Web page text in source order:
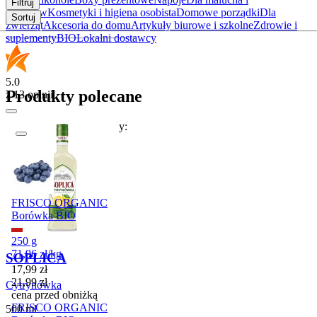
rodzicówKosmetyki i higiena osobistaDomowe porządkiDla
zwierzątAkcesoria do domuArtykuły biurowe i szkolneZdrowie i
suplementyBIOLokalni dostawcy
Produkty polecane
W tym tygodniu polecamy:
FRISCO ORGANIC
Borówka BIO
250 g
71,96 zł/kg
Cena promocyjna
17,99 zł
21,99 zł
cena przed obniżką
FRISCO ORGANIC
Filtruj
Sortuj
5.0
z 13 opinii
SOPLICA
Cytrynówka
500 ml